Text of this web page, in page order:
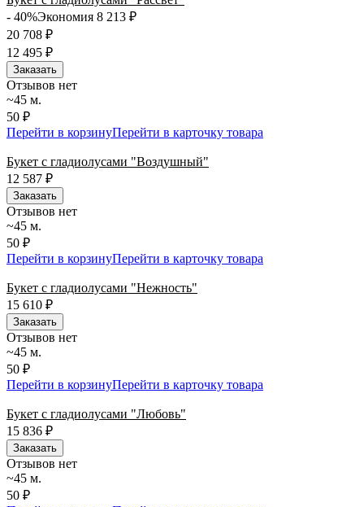
- 40%Экономия 8 213 ₽
20 708 ₽
12 495 ₽
Заказать
Отзывов нет
~45 м.
50 ₽
Перейти в корзинуПерейти в карточку товара
Букет с гладиолусами "Воздушный"
12 587 ₽
Заказать
Отзывов нет
~45 м.
50 ₽
Перейти в корзинуПерейти в карточку товара
Букет с гладиолусами "Нежность"
15 610 ₽
Заказать
Отзывов нет
~45 м.
50 ₽
Перейти в корзинуПерейти в карточку товара
Букет с гладиолусами "Любовь"
15 836 ₽
Заказать
Отзывов нет
~45 м.
50 ₽